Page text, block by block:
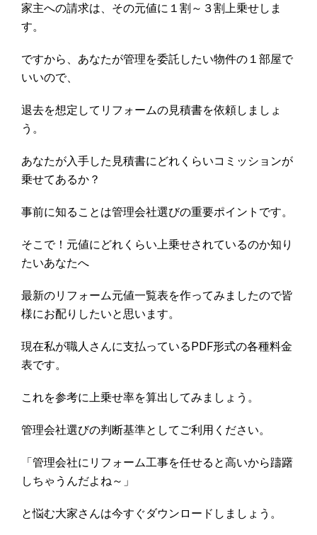
家主への請求は、その元値に１割～３割上乗せしま
す。
ですから、あなたが管理を委託したい物件の１部屋で
いいので、
退去を想定してリフォームの見積書を依頼しましょ
う。
あなたが入手した見積書にどれくらいコミッションが
乗せてあるか？
事前に知ることは管理会社選びの重要ポイントです。
そこで！元値にどれくらい上乗せされているのか知り
たいあなたへ
最新のリフォーム元値一覧表を作ってみましたので皆
様にお配りしたいと思います。
現在私が職人さんに支払っているPDF形式の各種料金
表です。
これを参考に上乗せ率を算出してみましょう。
管理会社選びの判断基準としてご利用ください。
「管理会社にリフォーム工事を任せると高いから躊躇
しちゃうんだよね～」
と悩む大家さんは今すぐダウンロードしましょう。